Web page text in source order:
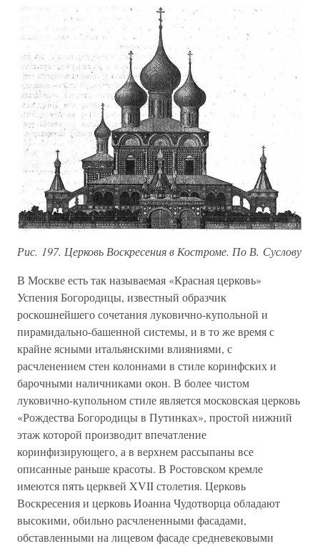
Рис. 197. Церковь Воскресения в Костроме. По В. Суслову
В Москве есть так называемая «Красная церковь»
Успения Богородицы, известный образчик
роскошнейшего сочетания луковично-купольной и
пирамидально-башенной системы, и в то же время с
крайне ясными итальянскими влияниями, с
расчленением стен колоннами в стиле коринфских и
барочными наличниками окон. В более чистом
луковично-купольном стиле является московская церковь
«Рождества Богородицы в Путинках», простой нижний
этаж которой производит впечатление
коринфизирующего, а в верхнем рассыпаны все
описанные раньше красоты. В Ростовском кремле
имеются пять церквей XVII столетия. Церковь
Воскресения и церковь Иоанна Чудотворца обладают
высокими, обильно расчлененными фасадами,
обставленными на лицевом фасаде средневековыми